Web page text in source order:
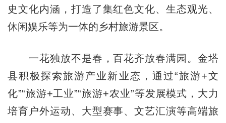
史文化内涵，打造了集红色文化、生态观光、
休闲娱乐等为一体的乡村旅游景区。
一花独放不是春，百花齐放春满园。金塔
县积极探索旅游产业新业态，通过“旅游+文
化”“旅游+工业”“旅游+农业”等发展模式，大力
培育户外运动、大型赛事、文艺汇演等高端旅